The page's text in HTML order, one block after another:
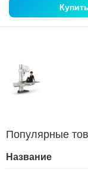
Купить
Популярные
Название